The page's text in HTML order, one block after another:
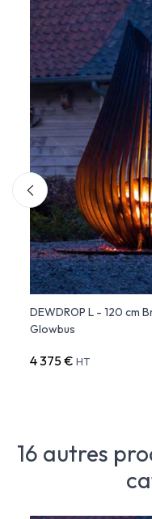
DEWDROP L - 120 cm
Glowbus
4 375 € HT
16 autres